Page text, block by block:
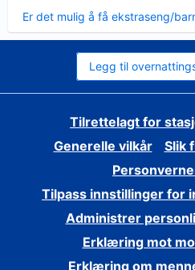
Er det mulig å få ekstraseng/
mindre
Legg til
Tilrettelagt for
Generelle vilkår
Slik
Tilpass innstillinger for
Administrer
Erklæring mot
Erklæring om